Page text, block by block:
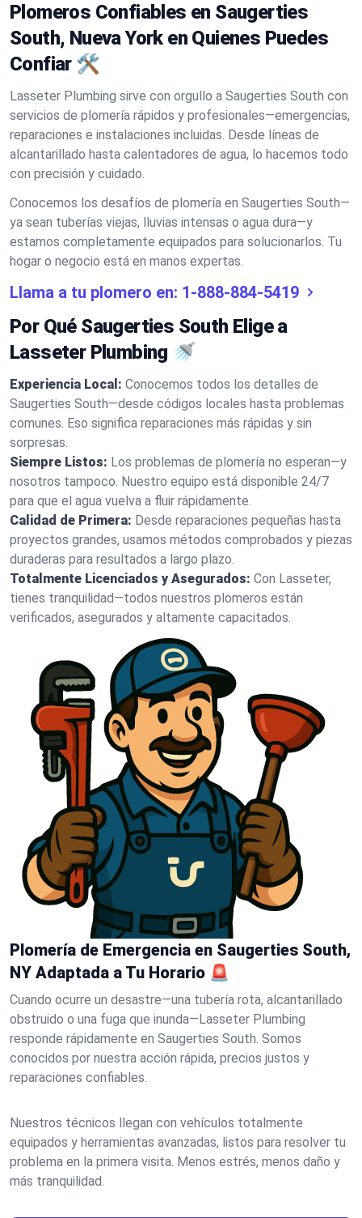
Plomeros Confiables en Saugerties
South, Nueva York en Quienes Puedes
Confiar 🛠️
Lasseter Plumbing sirve con orgullo a Saugerties South con
servicios de plomería rápidos y profesionales—emergencias,
reparaciones e instalaciones incluidas. Desde líneas de
alcantarillado hasta calentadores de agua, lo hacemos todo
con precisión y cuidado.
Conocemos los desafíos de plomería en Saugerties South—
ya sean tuberías viejas, lluvias intensas o agua dura—y
estamos completamente equipados para solucionarlos. Tu
hogar o negocio está en manos expertas.
Llama a tu plomero en: 1-888-884-5419
Por Qué Saugerties South Elige a
Lasseter Plumbing 🚿
Experiencia Local: Conocemos todos los detalles de
Saugerties South—desde códigos locales hasta problemas
comunes. Eso significa reparaciones más rápidas y sin
sorpresas.
Siempre Listos: Los problemas de plomería no esperan—y
nosotros tampoco. Nuestro equipo está disponible 24/7
para que el agua vuelva a fluir rápidamente.
Calidad de Primera: Desde reparaciones pequeñas hasta
proyectos grandes, usamos métodos comprobados y piezas
duraderas para resultados a largo plazo.
Totalmente Licenciados y Asegurados: Con Lasseter,
tienes tranquilidad—todos nuestros plomeros están
verificados, asegurados y altamente capacitados.
Plomería de Emergencia en Saugerties South,
NY Adaptada a Tu Horario 🚨
Cuando ocurre un desastre—una tubería rota, alcantarillado
obstruido o una fuga que inunda—Lasseter Plumbing
responde rápidamente en Saugerties South. Somos
conocidos por nuestra acción rápida, precios justos y
reparaciones confiables.
Nuestros técnicos llegan con vehículos totalmente
equipados y herramientas avanzadas, listos para resolver tu
problema en la primera visita. Menos estrés, menos daño y
más tranquilidad.